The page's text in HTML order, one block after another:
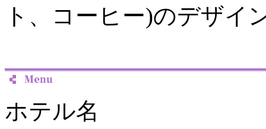
ト、コーヒー)のデザイ
ホテル名